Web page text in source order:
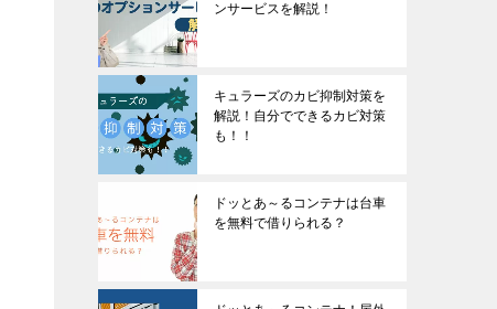
ンサービスを解説！
キュラーズのカビ抑制対策を
解説！自分でできるカビ対策
も！！
ドッとあ～るコンテナは台車
を無料で借りられる？